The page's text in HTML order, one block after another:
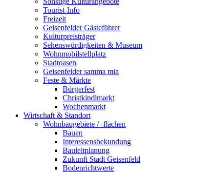
Tourist-Info
Freizeit
Geisenfelder Gästeführer
Kulturpreisträger
Sehenswürdigkeiten & Museum
Wohnmobilstellplatz
Stadtoasen
Geisenfelder samma mia
Feste & Märkte
Bürgerfest
Christkindlmarkt
Wochenmarkt
Wirtschaft & Standort
Wohnbaugebiete / -flächen
Bauen
Interessensbekundung
Bauleitplanung
Zukunft Stadt Geisenfeld
Bodenrichtwerte